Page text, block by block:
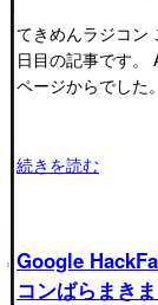
てきめんラジコン
日目の記事です。
ページからでし
続きを読む
Google
コンばらまき